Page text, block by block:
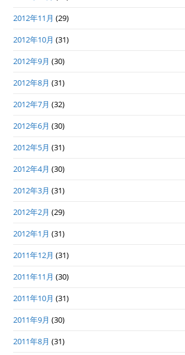
2012年11月 (29)
2012年10月 (31)
2012年9月 (30)
2012年8月 (31)
2012年7月 (32)
2012年6月 (30)
2012年5月 (31)
2012年4月 (30)
2012年3月 (31)
2012年2月 (29)
2012年1月 (31)
2011年12月 (31)
2011年11月 (30)
2011年10月 (31)
2011年9月 (30)
2011年8月 (31)